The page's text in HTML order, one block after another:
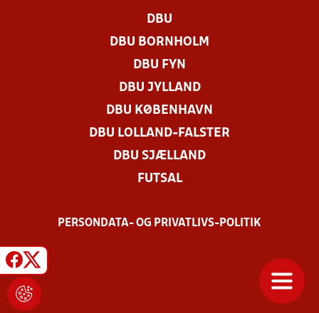
DBU
DBU BORNHOLM
DBU FYN
DBU JYLLAND
DBU KØBENHAVN
DBU LOLLAND-FALSTER
DBU SJÆLLAND
FUTSAL
PERSONDATA- OG PRIVATLIVS-POLITIK